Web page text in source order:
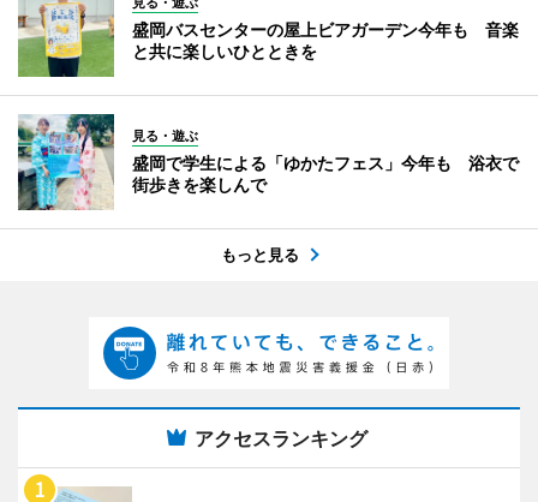
盛岡バスセンターの屋上ビアガーデン今年も 音楽
と共に楽しいひとときを
見る・遊ぶ
盛岡で学生による「ゆかたフェス」今年も 浴衣で
街歩きを楽しんで
もっと見る
アクセスランキング